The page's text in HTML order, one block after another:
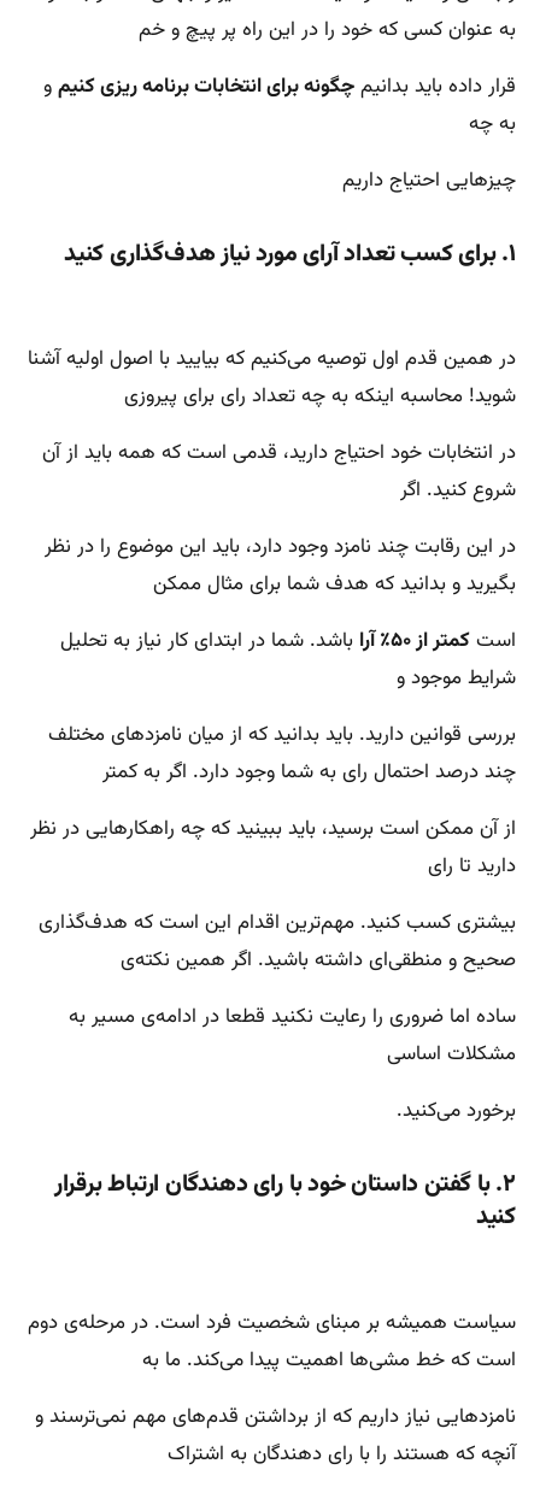
به عنوان کسی که خود را در این راه پر پیچ و خم
قرار داده باید بدانیمچگونه برای انتخابات برنامه ریزی کنیمو
به چه
چیزهایی احتیاج داریم
۱. برای کسب تعداد آرای مورد نیاز هدف‌گذاری کنید
در همین قدم اول توصیه می‌کنیم که بیایید با اصول اولیه آشنا
شوید! محاسبه اینکه به چه تعداد رای برای پیروزی
در انتخابات خود احتیاج دارید، قدمی است که همه باید از آن
شروع کنید. اگر
در این رقابت چند نامزد وجود دارد، باید این موضوع را در نظر
بگیرید و بدانید که هدف شما برای مثال ممکن
استکمتر از ۵۰٪ آرا
باشد. شما در ابتدای کار نیاز به تحلیل
شرایط موجود و
بررسی قوانین دارید. باید بدانید که از میان نامزدهای مختلف
چند درصد احتمال رای به شما وجود دارد. اگر به کمتر
از آن ممکن است برسید، باید ببینید که چه راهکارهایی در نظر
دارید تا رای
بیشتری کسب کنید. مهم‌ترین اقدام این است که هدف‌گذاری
صحیح و منطقی‌ای داشته باشید. اگر همین نکته‌ی
ساده اما ضروری را رعایت نکنید قطعا در ادامه‌ی مسیر به
مشکلات اساسی
برخورد می‌کنید.
۲. با گفتن داستان خود با رای دهندگان ارتباط برقرار
کنید
سیاست همیشه بر مبنای شخصیت فرد است. در مرحله‌ی دوم
است که خط مشی‌ها اهمیت پیدا می‌کند. ما به
نامزدهایی نیاز داریم که از برداشتن قدم‌های مهم نمی‌ترسند و
آنچه که هستند را با رای دهندگان به اشتراک